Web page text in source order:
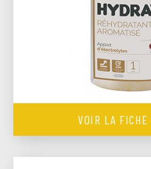
VOIR LA FICHE